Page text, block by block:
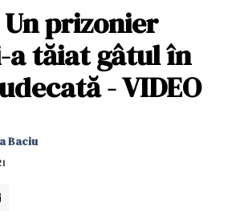
prizonier
tăiat gâtul în
- VIDEO
Baciu